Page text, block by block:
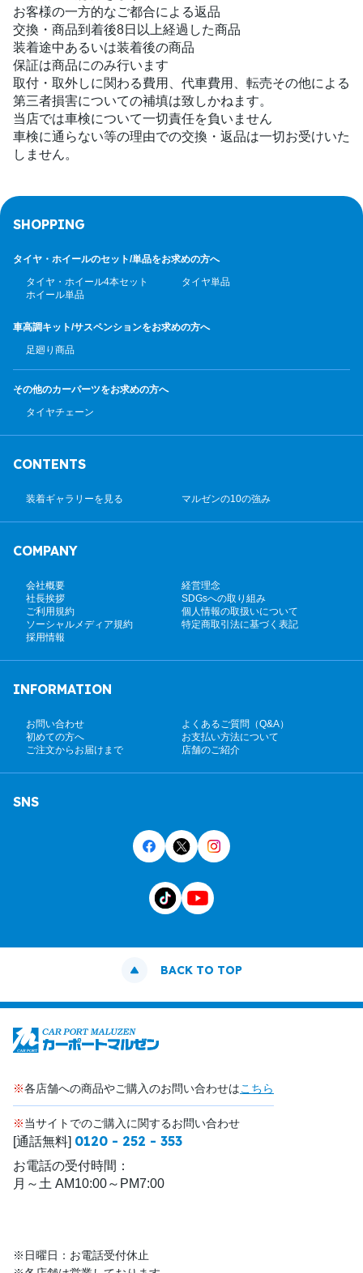
お客様の一方的なご都合による返品
交換・商品到着後8日以上経過した商品
装着途中あるいは装着後の商品
保証は商品にのみ行います
取付・取外しに関わる費用、代車費用、転売その他による
第三者損害についての補填は致しかねます。
当店では車検について一切責任を負いません
車検に通らない等の理由での交換・返品は一切お受けいた
しません。
SHOPPING
タイヤ・ホイールのセット/単品をお求めの方へ
タイヤ・ホイール4本セット
タイヤ単品
ホイール単品
車高調キット/サスペンションをお求めの方へ
足廻り商品
その他のカーパーツをお求めの方へ
タイヤチェーン
CONTENTS
装着ギャラリーを見る マルゼンの10の強み
COMPANY
会社概要
経営理念
社長挨拶
SDGsへの取り組み
ご利用規約
個人情報の取扱いについて
ソーシャルメディア規約
特定商取引法に基づく表記
採用情報
INFORMATION
お問い合わせ
よくあるご質問（Q&A）
初めての方へ
お支払い方法について
ご注文からお届けまで
店舗のご紹介
SNS
BACK TO TOP
※各店舗への商品やご購入のお問い合わせはこちら
※当サイトでのご購入に関するお問い合わせ
[通話無料] 0120 - 252 - 353
お電話の受付時間：
月～土 AM10:00～PM7:00
※日曜日：お電話受付休止